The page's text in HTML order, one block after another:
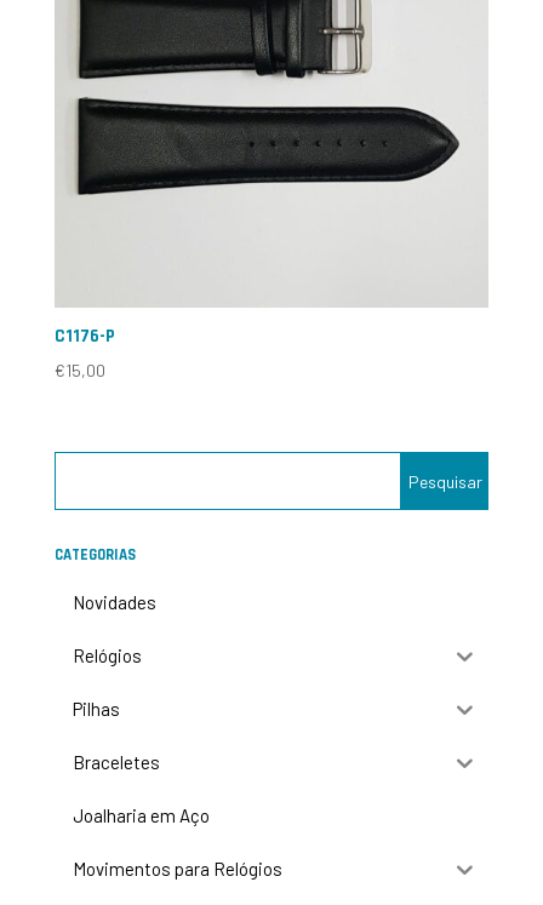
C1176-P
€15,00
CATEGORIAS
Novidades
Relógios
Pilhas
Braceletes
Joalharia em Aço
Movimentos para Relógios